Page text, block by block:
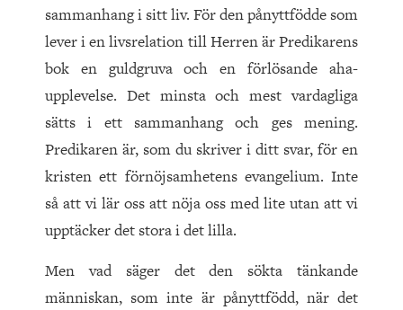
sammanhang i sitt liv. För den pånyttfödde som
lever i en livsrelation till Herren är Predikarens
bok en guldgruva och en förlösande aha-
upplevelse. Det minsta och mest vardagliga
sätts i ett sammanhang och ges mening.
Predikaren är, som du skriver i ditt svar, för en
kristen ett förnöjsamhetens evangelium. Inte
så att vi lär oss att nöja oss med lite utan att vi
upptäcker det stora i det lilla.
Men vad säger det den sökta tänkande
människan, som inte är pånyttfödd, när det